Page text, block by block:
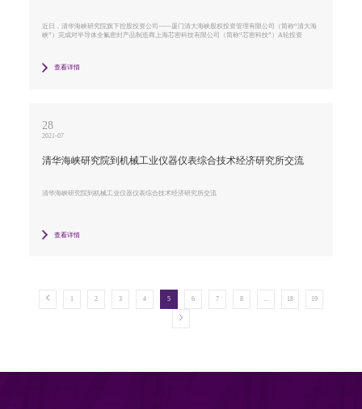
近日，清华海峡研究院旗下控股投资公司——厦门清大海峡股权投资管理有限公司（简称“清大海
峡”）完成对半导体全氟密封产品制造商上海芯密科技有限公司（简称“芯密科技”）A轮投资
查看详情
28
2021-07
清华海峡研究院到机械工业仪器仪表综合技术经济研究所交流
清华海峡研究院到机械工业仪器仪表综合技术经济研究所交流
查看详情
1 2 3 4 5 6 7 8 ... 18 19